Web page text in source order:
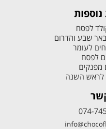
נוספות
לפסח
שבע והדרום
לעומר
לפסח
מפנקים
לראש השנה
074-